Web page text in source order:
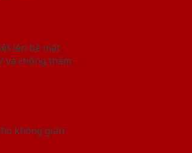
lên bề mặt
và chống thấm
không gian